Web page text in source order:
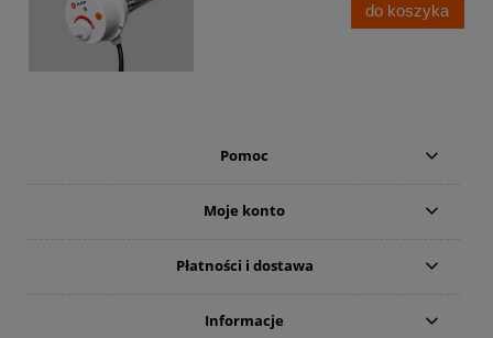
do koszyka
Pomoc
Moje konto
Płatności i dostawa
Informacje